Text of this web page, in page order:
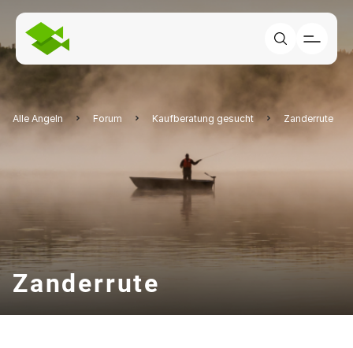
Alle Angeln Forum Kaufberatung gesucht Zanderrute
Zanderrute